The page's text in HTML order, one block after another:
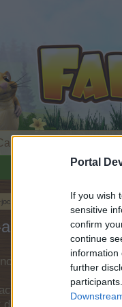
Portal
If you wish
sensitive
confirm
continue
information
further
Jocuri de forum
plăcut
la discuțiile